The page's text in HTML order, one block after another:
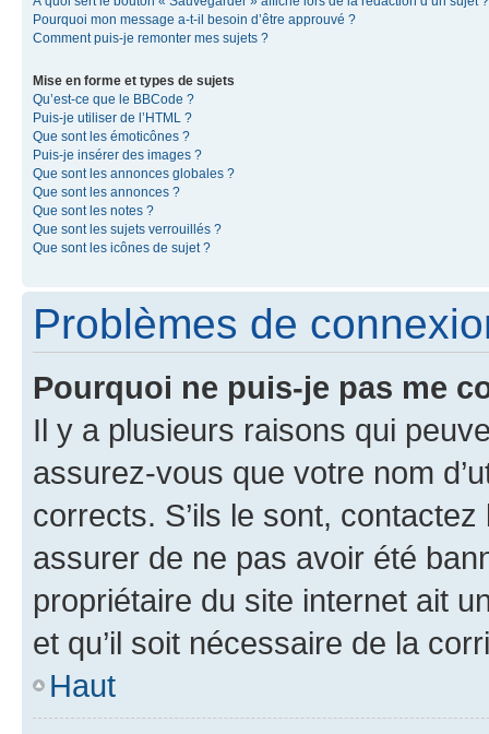
Pourquoi mon message a-t-il besoin d’être approuvé ?
Comment puis-je remonter mes sujets ?
Mise en forme et types de sujets
Qu’est-ce que le BBCode ?
Puis-je utiliser de l’HTML ?
Que sont les émoticônes ?
Puis-je insérer des images ?
Que sont les annonces globales ?
Que sont les annonces ?
Que sont les notes ?
Que sont les sujets verrouillés ?
Que sont les icônes de sujet ?
Problèmes de
Pourquoi ne puis-je pas me
Il y a plusieurs raisons qui
assurez-vous que votre nom
corrects. S’ils le sont,
assurer de ne pas avoir été
propriétaire du site internet ait
et qu’il soit nécessaire de la
Haut